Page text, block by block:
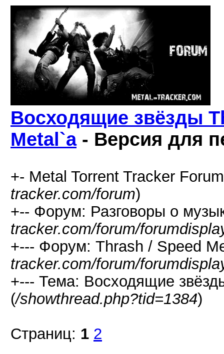
Восходящие звёзды
Metal`a- Версия для
+- Metal Torrent Tracker
tracker.com/forum)
+-- Форум: Разговоры о
tracker.com/forum/
+--- Форум: Thrash / Speed
tracker.com/forum/
+--- Тема: Восходящие
(/showthread.php?tid=1384)
Страниц: 1 2